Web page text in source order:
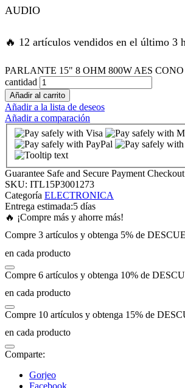
satın al
satın al
panel
panel
panel
panel
panel
panel
panel
panel
panel
AUDIO
🔥 12 artículos vendidos en el último 3
PARLANTE 15" 8 OHM 800W AES
cantidad
Añadir al carrito
Añadir a la lista de deseos
Añadir a comparación
Guarantee Safe and Secure Payment Checkout
SKU: ITL15P3001273
Categoría ELECTRONICA
Entrega estimada:5 días
🔥 ¡Compre más y ahorre más!
Compre 3 artículos y obtenga 5% de
en cada producto
Compre 6 artículos y obtenga 10% de
en cada producto
Compre 10 artículos y obtenga 15% de
en cada producto
Comparte:
Gorjeo
Facebook